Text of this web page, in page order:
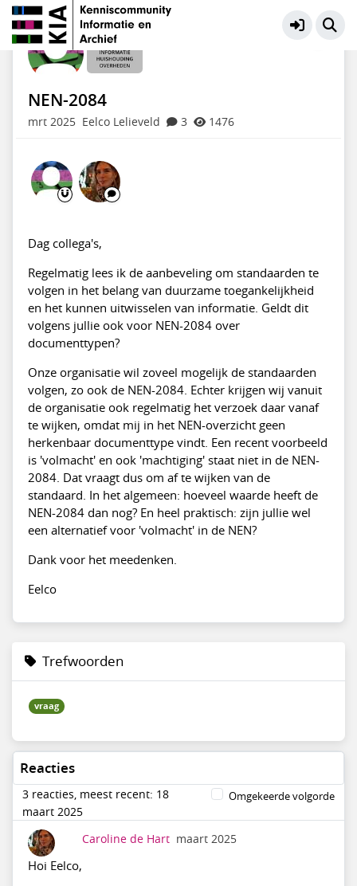
Informatiehuishouding Overheden
NEN-2084
mrt 2025 Eelco Lelieveld 3 1476
Dag collega's,
Regelmatig lees ik de aanbeveling om standaarden te
volgen in het belang van duurzame toegankelijkheid
en het kunnen uitwisselen van informatie. Geldt dit
volgens jullie ook voor NEN-2084 over
documenttypen?
Onze organisatie wil zoveel mogelijk de standaarden
volgen, zo ook de NEN-2084. Echter krijgen wij vanuit
de organisatie ook regelmatig het verzoek daar vanaf
te wijken, omdat mij in het NEN-overzicht geen
herkenbaar documenttype vindt. Een recent voorbeeld
is 'volmacht' en ook 'machtiging' staat niet in de NEN-
2084. Dat vraagt dus om af te wijken van de
standaard. In het algemeen: hoeveel waarde heeft de
NEN-2084 dan nog? En heel praktisch: zijn jullie wel
een alternatief voor 'volmacht' in de NEN?
Dank voor het meedenken.
Eelco
Trefwoorden
vraag
Reacties
3 reacties, meest recent: 18
maart 2025
Omgekeerde volgorde
Caroline de Hart maart 2025
Hoi Eelco,